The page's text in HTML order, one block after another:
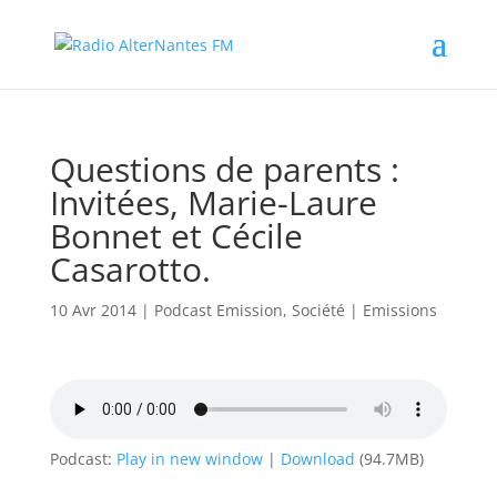
Questions de parents :
Invitées, Marie-Laure
Bonnet et Cécile
Casarotto.
10 Avr 2014| Podcast Emission, Société | Emissions
Podcast: Play in new window| Download (94.7MB)